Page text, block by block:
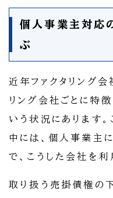
個人事業主対応
ぶ
近年ファクタリング会
リング会社ごとに特
いう状況にあります。
中には、個人事業主
で、こうした会社を
取り扱う売掛債権の